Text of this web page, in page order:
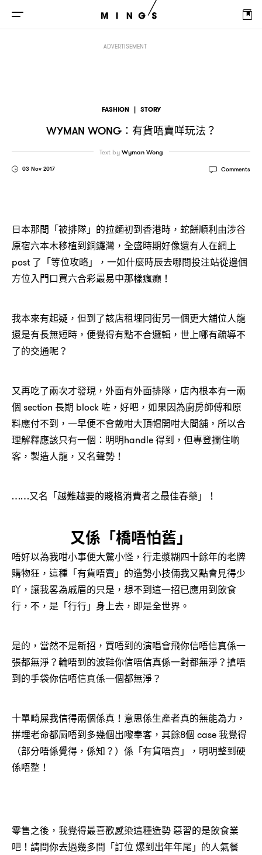
ADVERTISEMENT
FASHION | STORY
WYMAN WONG： 有貨唔賣咩玩法？
03 Nov 2017
Text by Wyman Wong
Comments
日本那間「被排隊」的拉麵初到香港時，蛇餅順利由涉谷
原宿六本木移植到銅鑼灣，全盛時期好像還有人在網上
post 了「等位攻略」，一如什麼時辰去哪間投注站從邊個
方位入門口買六合彩最易中那樣瘋癲！
我本來有起疑，但到了該店租埋同街另一個更大舖位人龍
還是有長無短時，便覺得有點不合邏輯，世上哪有疏導不
了的交通呢？
又再吃了兩次才發現，外面有外面排隊，店內根本有一兩
個 section 長期 block 咗，好吧，如果因為廚房師傅和原
料應付不到，一早便不會戴咁大頂帽開咁大間舖，所以合
理解釋應該只有一個：明明handle 得到，但專登攔住啲
客，製造人龍，又名聲勢！
……又名「越難越要的賤格消費者之最佳春藥」！
又係「橋唔怕舊」
唔好以為我咁小事便大驚小怪，行走漿糊四十餘年的老牌
購物狂，這種「有貨唔賣」的造勢小技倆我又點會見得少
吖，讓我畧為戚眉的只是，想不到這一招已應用到飲食
行，不，是「行行」身上去，即是全世界。
是的，當然不是新招，買唔到的演唱會飛你信唔信真係一
張都無淨？輪唔到的波鞋你信唔信真係一對都無淨？搶唔
到的手袋你信唔信真係一個都無淨？
十單畸屎我信得兩個係真！意思係生產者真的無能為力，
拼埋老命都屙唔到多幾個出嚟奉客，其餘8個 case 我覺得
（部分唔係覺得，係知？）係「有貨唔賣」，明明整到硬
係唔整！
零售之後，我覺得最喜歡感染這種造勢 惡習的是飲食業
吧！請問你去過幾多間「訂位 爆到出年年尾」的人氣餐
有貨唔賣咩玩法？